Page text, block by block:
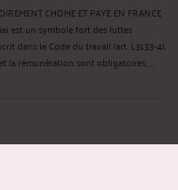
CHOME ET PAYE EN FRANCE
est un symbole fort des luttes
dans le Code du travail (art. L3133-4),
la rémunération sont obligatoires, ...